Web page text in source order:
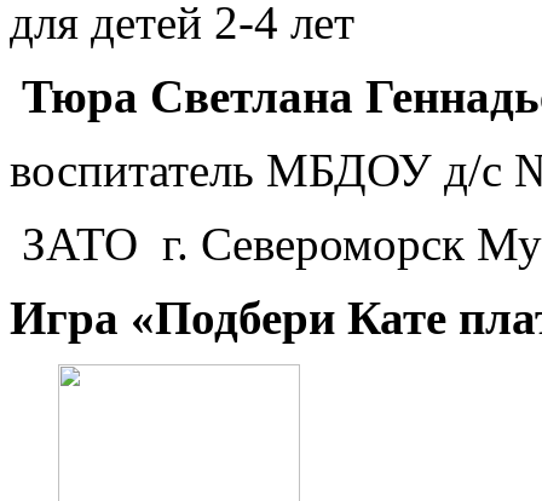
для детей 2-4 лет
Тюра Светлана
воспитатель МБДОУ д/с
ЗАТО г. Североморск
Игра «Подбери Кате